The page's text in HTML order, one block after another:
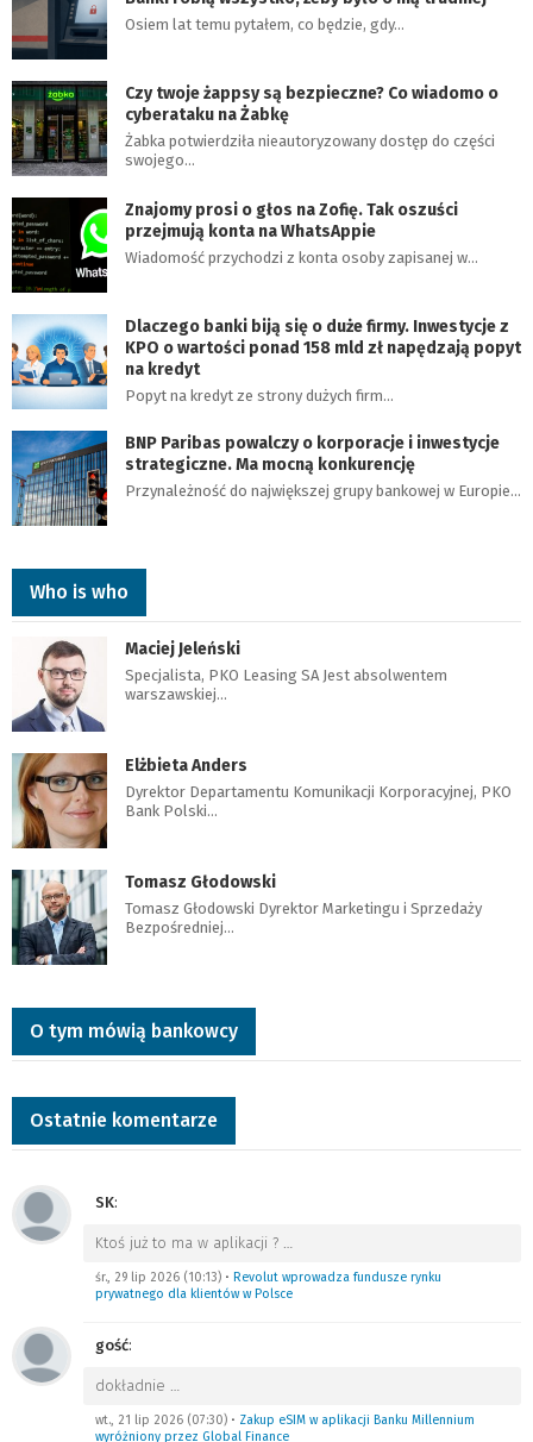
Osiem lat temu pytałem, co będzie, gdy…
Czy twoje żappsy są bezpieczne? Co wiadomo o
cyberataku na Żabkę
Żabka potwierdziła nieautoryzowany dostęp do części
swojego…
Znajomy prosi o głos na Zofię. Tak oszuści
przejmują konta na WhatsAppie
Wiadomość przychodzi z konta osoby zapisanej w…
Dlaczego banki biją się o duże firmy. Inwestycje z
KPO o wartości ponad 158 mld zł napędzają popyt
na kredyt
Popyt na kredyt ze strony dużych firm…
BNP Paribas powalczy o korporacje i inwestycje
strategiczne. Ma mocną konkurencję
Przynależność do największej grupy bankowej w Europie…
Who is who
Maciej Jeleński
Specjalista, PKO Leasing SA Jest absolwentem
warszawskiej…
Elżbieta Anders
Dyrektor Departamentu Komunikacji Korporacyjnej, PKO
Bank Polski…
Tomasz Głodowski
Tomasz Głodowski Dyrektor Marketingu i Sprzedaży
Bezpośredniej…
O tym mówią bankowcy
Ostatnie komentarze
SK:
Ktoś już to ma w aplikacji ? …
śr., 29 lip 2026 (10:13) • Revolut wprowadza fundusze rynku
prywatnego dla klientów w Polsce
gość:
dokładnie …
wt., 21 lip 2026 (07:30) • Zakup eSIM w aplikacji Banku Millennium
wyróżniony przez Global Finance